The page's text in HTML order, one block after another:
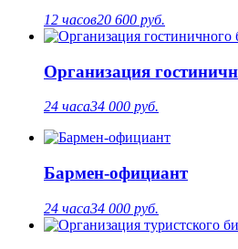
12 часов20 600 руб.
Организация
24 часа34 000 руб.
Бармен-официант
24 часа34 000 руб.